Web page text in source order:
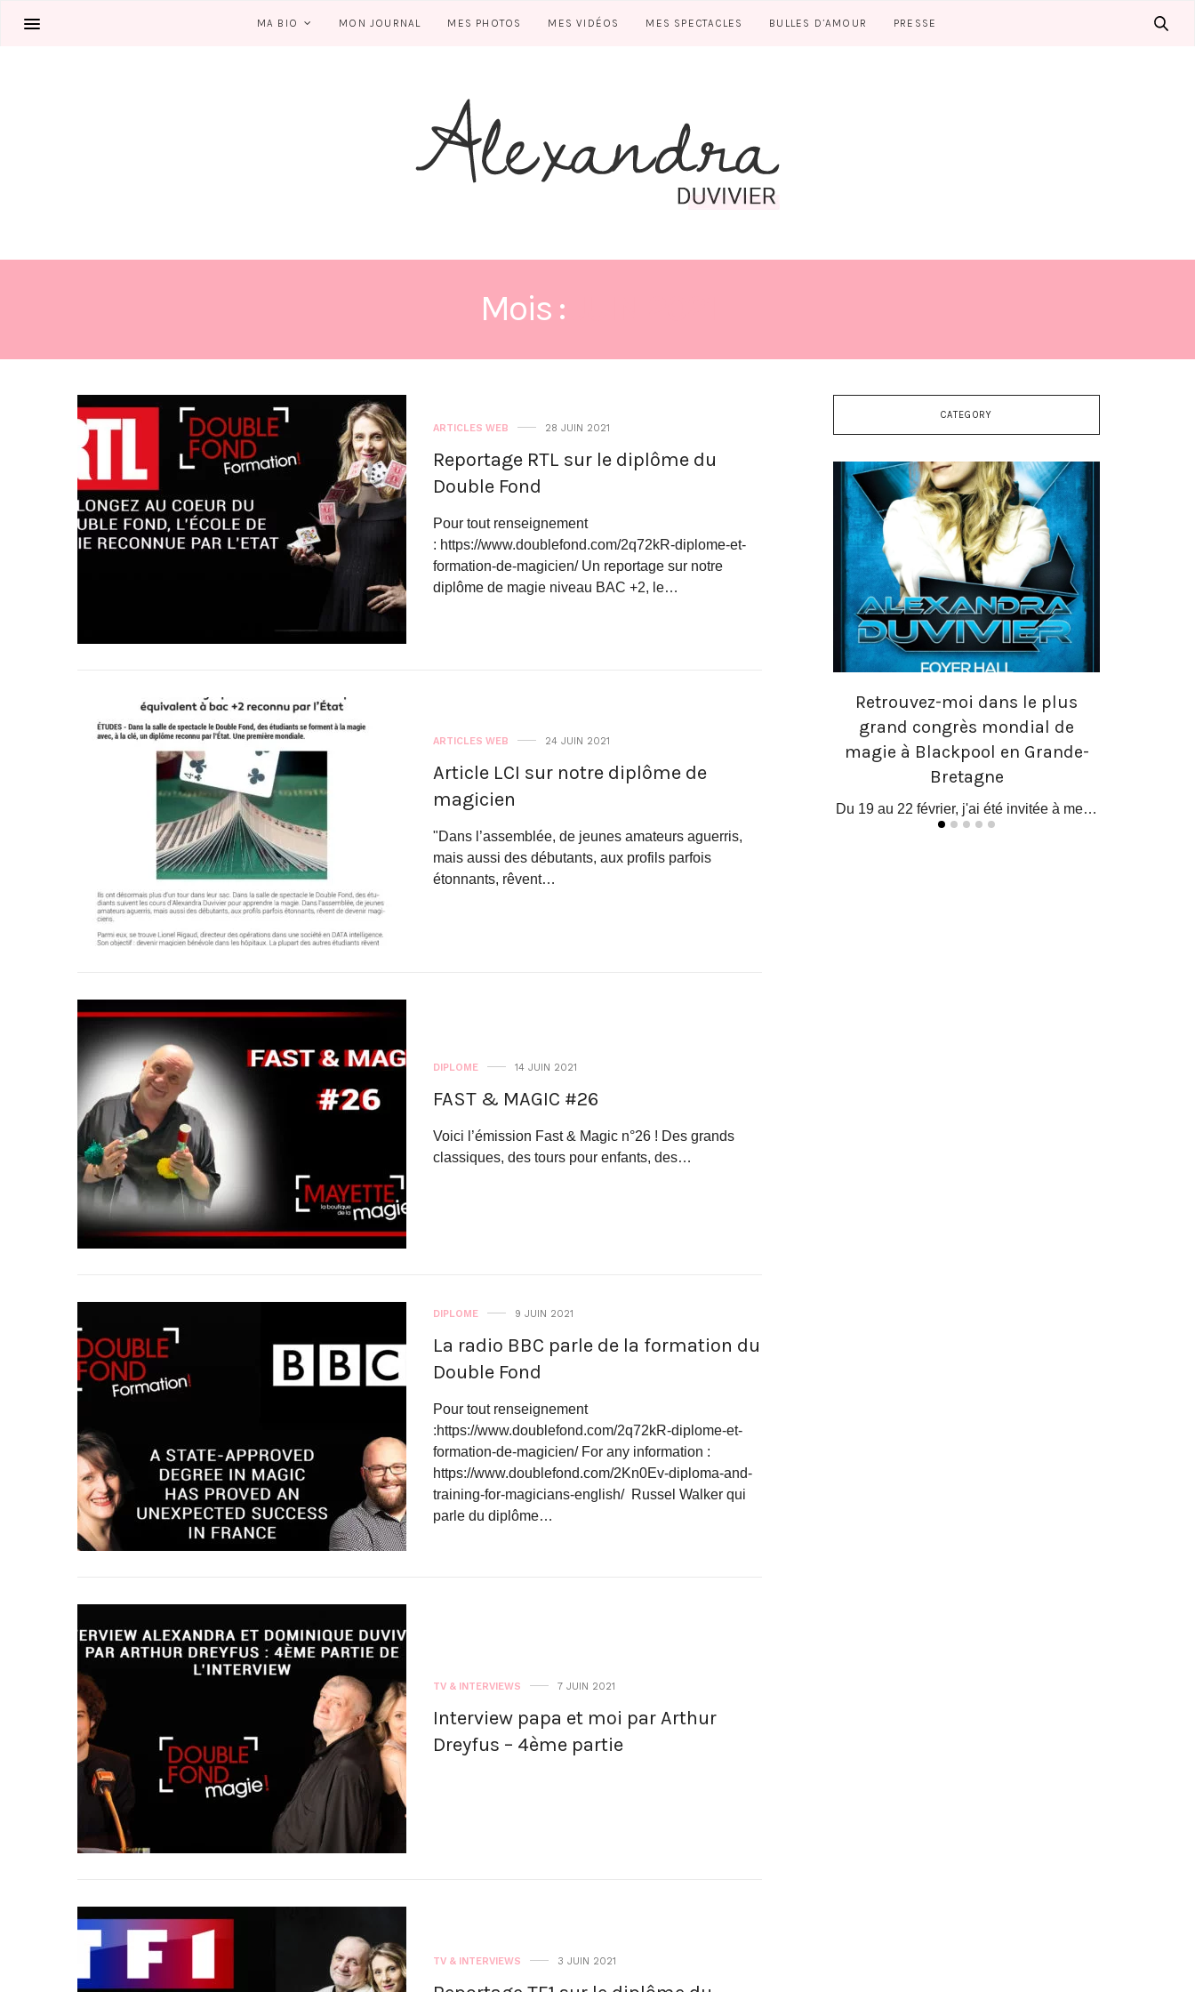
MA BIO MON JOURNAL MES PHOTOS MES VIDÉOS MES SPECTACLES BULLES D’AMOUR PRESSE
Mois :
ARTICLES WEB 28 JUIN 2021
Reportage RTL sur le diplôme du
Double Fond
Pour tout renseignement
: https://www.doublefond.com/2q72kR-diplome-et-
formation-de-magicien/ Un reportage sur notre
diplôme de magie niveau BAC +2, le…
ARTICLES WEB 24 JUIN 2021
Article LCI sur notre diplôme de
magicien
"Dans l’assemblée, de jeunes amateurs aguerris,
mais aussi des débutants, aux profils parfois
étonnants, rêvent…
DIPLOME 14 JUIN 2021
FAST & MAGIC #26
Voici l’émission Fast & Magic n°26 ! Des grands
classiques, des tours pour enfants, des…
DIPLOME 9 JUIN 2021
La radio BBC parle de la formation du
Double Fond
Pour tout renseignement
:https://www.doublefond.com/2q72kR-diplome-et-
formation-de-magicien/ For any information :
https://www.doublefond.com/2Kn0Ev-diploma-and-
training-for-magicians-english/ Russel Walker qui
parle du diplôme…
TV & INTERVIEWS 7 JUIN 2021
Interview papa et moi par Arthur
Dreyfus – 4ème partie
TV & INTERVIEWS 3 JUIN 2021
CATEGORY
Bonne fête à tous les papas… et en
Retrouvez-moi dans le plus
grand congrès mondial de
magie à Blackpool en Grande-
Bretagne
Du 19 au 22 février, j'ai été invitée à me…